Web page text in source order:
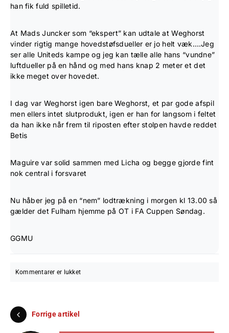
han fik fuld spilletid.
At Mads Juncker som “ekspert” kan udtale at Weghorst
vinder rigtig mange hovedstøfsdueller er jo helt væk….Jeg
ser alle Uniteds kampe og jeg kan tælle alle hans “vundne”
luftdueller på en hånd og med hans knap 2 meter et det
ikke meget over hovedet.
I dag var Weghorst igen bare Weghorst, et par gode afspil
men ellers intet slutprodukt, igen er han for langsom i feltet
da han ikke når frem til riposten efter stolpen havde reddet
Betis
Maguire var solid sammen med Licha og begge gjorde fint
nok central i forsvaret
Nu håber jeg på en “nem” lodtrækning i morgen kl 13.00 så
gælder det Fulham hjemme på OT i FA Cuppen Søndag.
GGMU
Kommentarer er lukket
Forrige artikel